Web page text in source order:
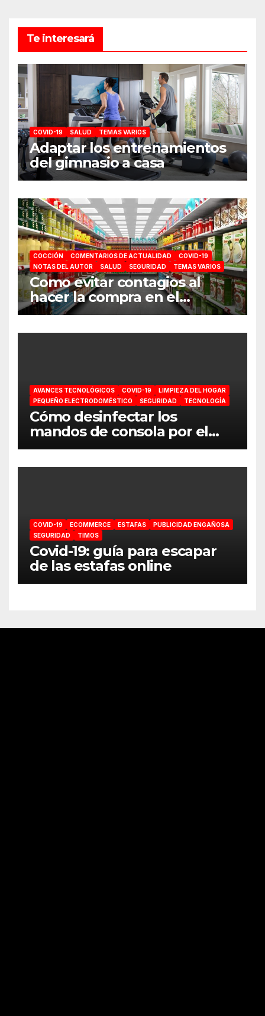
Te interesará
COVID-19 SALUD TEMAS VARIOS
Adaptar los entrenamientos
del gimnasio a casa
COCCIÓN COMENTARIOS DE ACTUALIDAD
COVID-19
NOTAS DEL AUTOR
SALUD SEGURIDAD TEMAS VARIOS
Como evitar contagios al
hacer la compra en el
supermercado
AVANCES TECNOLÓGICOS COVID-19
LIMPIEZA DEL HOGAR
PEQUEÑO ELECTRODOMÉSTICO
SEGURIDAD TECNOLOGÍA
Cómo desinfectar los
mandos de consola por el
coronavirus
COVID-19 ECOMMERCE ESTAFAS
PUBLICIDAD ENGAÑOSA
SEGURIDAD
TIMOS
Covid-19: guía para escapar
de las estafas online